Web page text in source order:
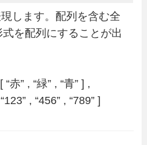
します。配列を含む全
を配列にすることが出
赤” , “緑” , “青” ] ,
, “456” , “789” ]